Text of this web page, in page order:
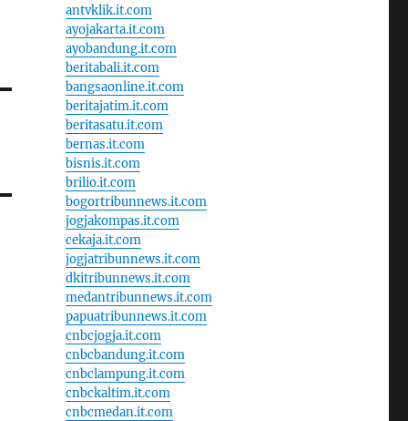
antvklik.it.com
ayojakarta.it.com
ayobandung.it.com
beritabali.it.com
bangsaonline.it.com
beritajatim.it.com
beritasatu.it.com
bernas.it.com
bisnis.it.com
brilio.it.com
bogortribunnews.it.com
jogjakompas.it.com
cekaja.it.com
jogjatribunnews.it.com
dkitribunnews.it.com
medantribunnews.it.com
papuatribunnews.it.com
cnbcjogja.it.com
cnbcbandung.it.com
cnbclampung.it.com
cnbckaltim.it.com
cnbcmedan.it.com